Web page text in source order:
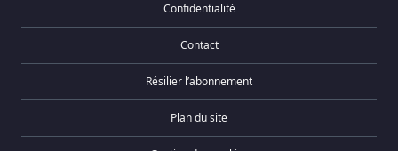
Confidentialité
Contact
Résilier l’abonnement
Plan du site